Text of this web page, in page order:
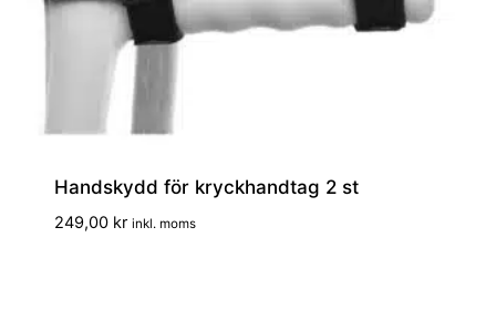
Handskydd för kryckhandtag 2 st
249,00 kr inkl. moms